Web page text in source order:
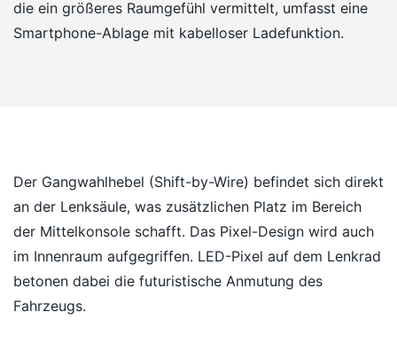
die ein größeres Raumgefühl vermittelt, umfasst eine
Smartphone-Ablage mit kabelloser Ladefunktion.
Der Gangwahlhebel (Shift-by-Wire) befindet sich direkt
an der Lenksäule, was zusätzlichen Platz im Bereich
der Mittelkonsole schafft. Das Pixel-Design wird auch
im Innenraum aufgegriffen. LED-Pixel auf dem Lenkrad
betonen dabei die futuristische Anmutung des
Fahrzeugs.